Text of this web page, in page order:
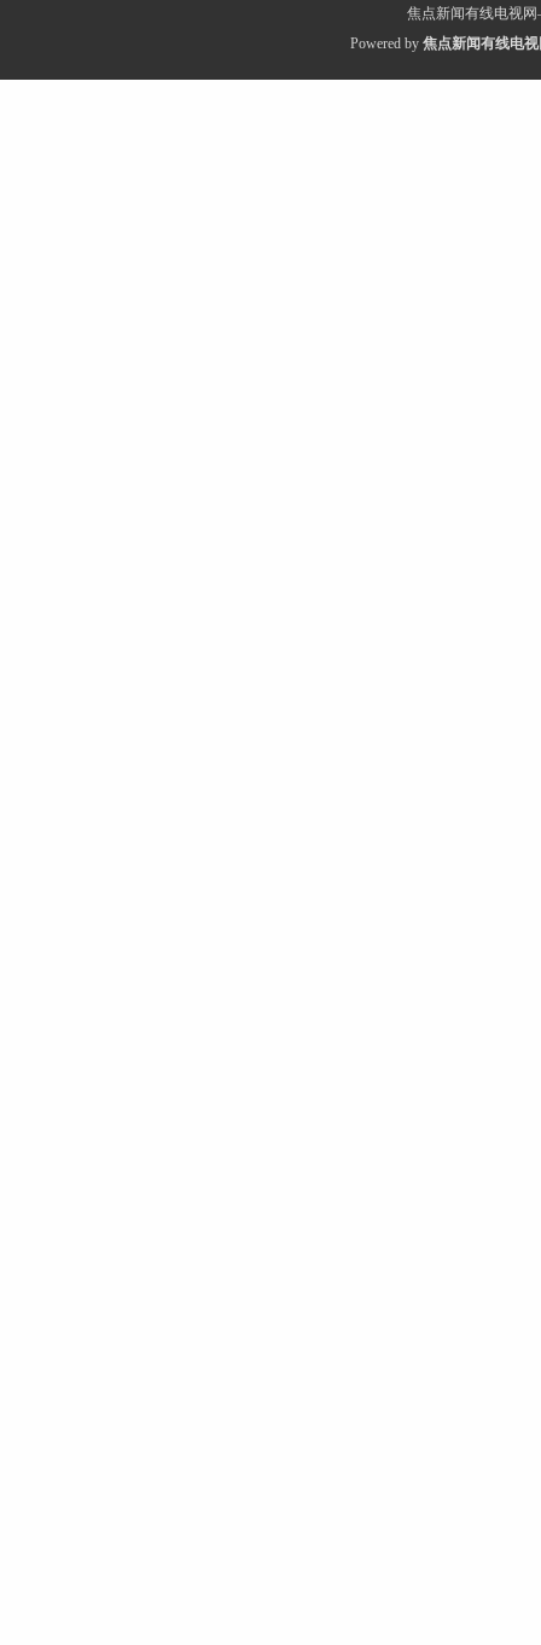
焦点新闻有线电视
Powered by 焦点新闻有线电